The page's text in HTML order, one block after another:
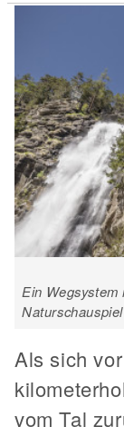
Ein
Als sich
vom Tal